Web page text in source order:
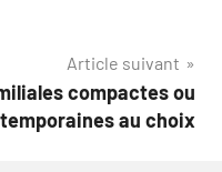
Article suivant
compactes ou
au choix